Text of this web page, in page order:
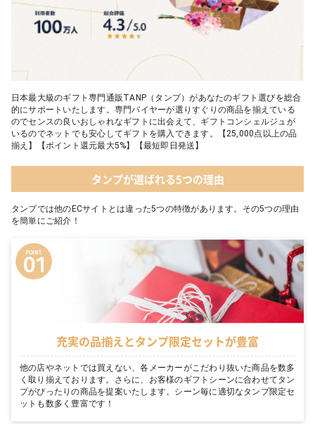
日本最大級のギフト専門通販TANP（タンプ）があなたのギフト選びを総合
的にサポートいたします。専門バイヤーが選りすぐりの商品を揃えている
のでセンスの良いおしゃれなギフトに出会えて、ギフトコンシェルジュが
いるのでネットでも安心してギフトを購入できます。【25,000点以上の品
揃え】【ポイント還元最大5%】【最短即日発送】
タンプが選ばれる5つの理由
タンプでは他のECサイトとは違った5つの特徴があります。その5つの理由
を簡単にご紹介！
充実の品揃えとタンプ限定セットが豊富
他の店やネットでは買えない、各メーカーがこだわり抜いた商品を数多
く取り揃えております。さらに、お客様のギフトシーンに合わせてタン
プがぴったりの商品を提案いたします。シーン毎に適切なタンプ限定セ
ットも数多く豊富です！